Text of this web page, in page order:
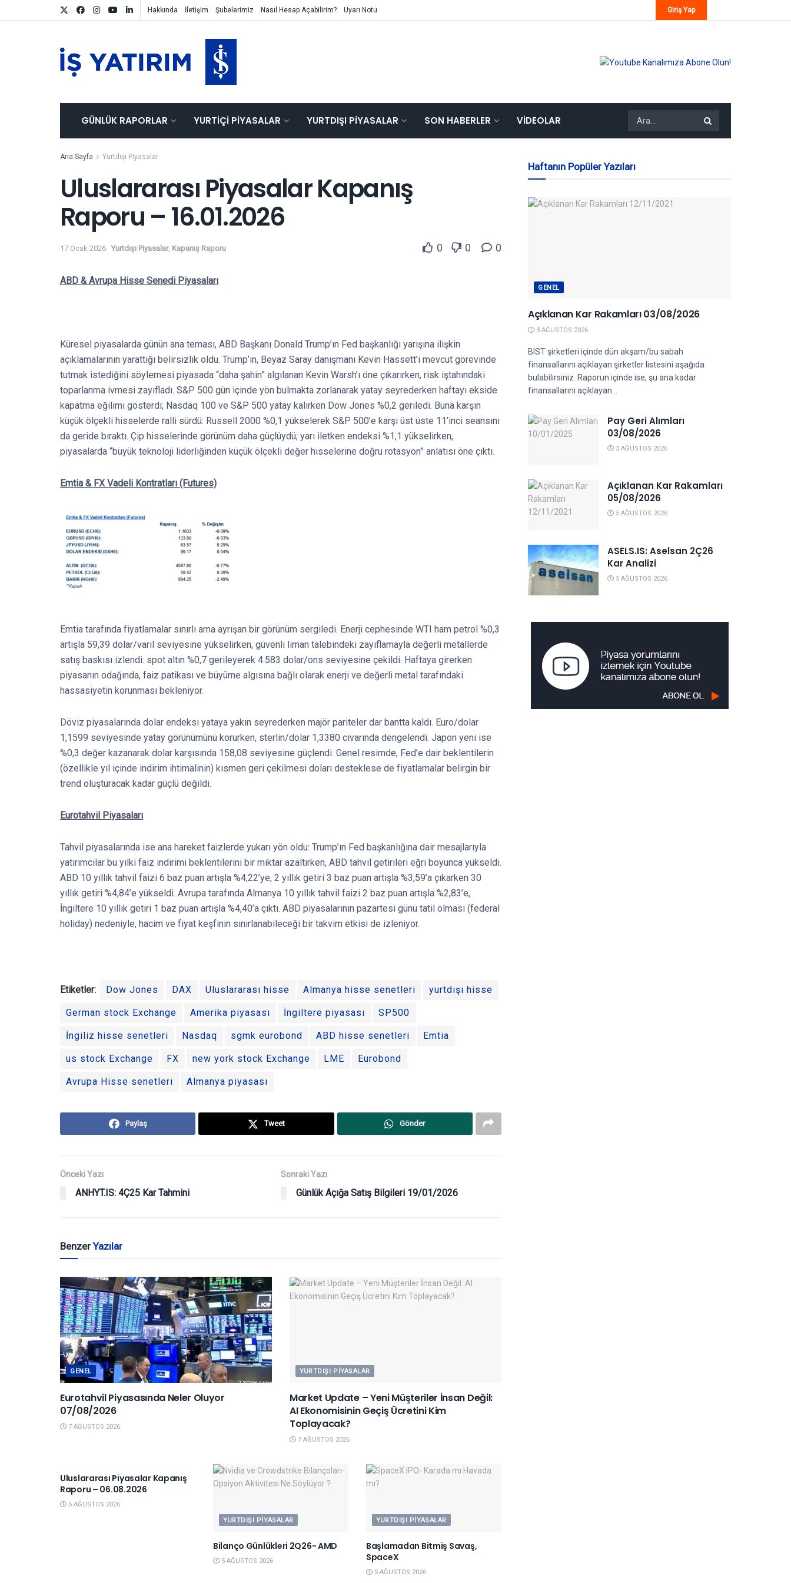
Hakkında İletişim Şubelerimiz Nasıl Hesap Açabilirim? Uyarı Notu Giriş Yap
GÜNLÜK RAPORLAR YURTIÇI PIYASALAR YURTDIŞI PIYASALAR SON HABERLER VIDEOLAR
Ana Sayfa Yurtdışı Piyasalar
Uluslararası Piyasalar Kapanış
Raporu – 16.01.2026
17 Ocak 2026 Yurtdışı Piyasalar, Kapanış Raporu 0 0 0
ABD & Avrupa Hisse Senedi Piyasaları
Küresel piyasalarda günün ana teması, ABD Başkanı Donald Trump’ın Fed başkanlığı yarışına ilişkin
açıklamalarının yarattığı belirsizlik oldu. Trump’ın, Beyaz Saray danışmanı Kevin Hassett’i mevcut görevinde
tutmak istediğini söylemesi piyasada “daha şahin” algılanan Kevin Warsh’ı öne çıkarırken, risk iştahındaki
toparlanma ivmesi zayıfladı. S&P 500 gün içinde yön bulmakta zorlanarak yatay seyrederken haftayı ekside
kapatma eğilimi gösterdi; Nasdaq 100 ve S&P 500 yatay kalırken Dow Jones %0,2 geriledi. Buna karşın
küçük ölçekli hisselerde ralli sürdü: Russell 2000 %0,1 yükselerek S&P 500’e karşı üst üste 11’inci seansını
da geride bıraktı. Çip hisselerinde görünüm daha güçlüydü; yarı iletken endeksi %1,1 yükselirken,
piyasalarda “büyük teknoloji liderliğinden küçük ölçekli değer hisselerine doğru rotasyon” anlatısı öne çıktı.
Emtia & FX Vadeli Kontratları (Futures)
Emtia tarafında fiyatlamalar sınırlı ama ayrışan bir görünüm sergiledi. Enerji cephesinde WTI ham petrol %0,3
artışla 59,39 dolar/varil seviyesine yükselirken, güvenli liman talebindeki zayıflamayla değerli metallerde
satış baskısı izlendi: spot altın %0,7 gerileyerek 4.583 dolar/ons seviyesine çekildi. Haftaya girerken
piyasanın odağında, faiz patikası ve büyüme algısına bağlı olarak enerji ve değerli metal tarafındaki
hassasiyetin korunması bekleniyor.
Döviz piyasalarında dolar endeksi yataya yakın seyrederken majör pariteler dar bantta kaldı. Euro/dolar
1,1599 seviyesinde yatay görünümünü korurken, sterlin/dolar 1,3380 civarında dengelendi. Japon yeni ise
%0,3 değer kazanarak dolar karşısında 158,08 seviyesine güçlendi. Genel resimde, Fed’e dair beklentilerin
(özellikle yıl içinde indirim ihtimalinin) kısmen geri çekilmesi doları desteklese de fiyatlamalar belirgin bir
trend oluşturacak kadar güçlü değildi.
Eurotahvil Piyasaları
Tahvil piyasalarında ise ana hareket faizlerde yukarı yön oldu: Trump’ın Fed başkanlığına dair mesajlarıyla
yatırımcılar bu yılki faiz indirimi beklentilerini bir miktar azaltırken, ABD tahvil getirileri eğri boyunca yükseldi.
ABD 10 yıllık tahvil faizi 6 baz puan artışla %4,22’ye, 2 yıllık getiri 3 baz puan artışla %3,59’a çıkarken 30
yıllık getiri %4,84’e yükseldi. Avrupa tarafında Almanya 10 yıllık tahvil faizi 2 baz puan artışla %2,83’e,
İngiltere 10 yıllık getiri 1 baz puan artışla %4,40’a çıktı. ABD piyasalarının pazartesi günü tatil olması (federal
holiday) nedeniyle, hacim ve fiyat keşfinin sınırlanabileceği bir takvim etkisi de izleniyor.
Etiketler: Dow Jones DAX Uluslararası hisse Almanya hisse senetleri yurtdışı hisse
German stock Exchange Amerika piyasası İngiltere piyasası SP500
İngiliz hisse senetleri Nasdaq sgmk eurobond ABD hisse senetleri Emtia
us stock Exchange FX new york stock Exchange LME Eurobond
Avrupa Hisse senetleri Almanya piyasası
Paylaş Tweet Gönder
Önceki Yazı
ANHYT.IS: 4Ç25 Kar Tahmini
Sonraki Yazı
Günlük Açığa Satış Bilgileri 19/01/2026
BenzerYazılar
GENEL
Eurotahvil Piyasasında Neler Oluyor
07/08/2026
7 AĞUSTOS 2026
YURTDIŞI PIYASALAR
Market Update – Yeni Müşteriler İnsan Değil:
AI Ekonomisinin Geçiş Ücretini Kim
Toplayacak?
7 AĞUSTOS 2026
Uluslararası Piyasalar Kapanış
Raporu – 06.08.2026
6 AĞUSTOS 2026
YURTDIŞI PIYASALAR
Bilanço Günlükleri 2Q26- AMD
5 AĞUSTOS 2026
YURTDIŞI PIYASALAR
Başlamadan Bitmiş Savaş,
SpaceX
5 AĞUSTOS 2026
Haftanın Popüler Yazıları
GENEL
Açıklanan Kar Rakamları 03/08/2026
3 AĞUSTOS 2026
BIST şirketleri içinde dün akşam/bu sabah
finansallarını açıklayan şirketler listesini aşağıda
bulabilirsiniz. Raporun içinde ise, şu ana kadar
finansallarını açıklayan...
Pay Geri Alımları
03/08/2026
3 AĞUSTOS 2026
Açıklanan Kar Rakamları
05/08/2026
5 AĞUSTOS 2026
ASELS.IS: Aselsan 2Ç26
Kar Analizi
5 AĞUSTOS 2026